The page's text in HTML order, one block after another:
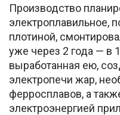
Производство
электроплавильное,
плотиной,
уже через 2 года — в
выработанная ею,
электропечи жар,
ферросплавов, а
электроэнергией